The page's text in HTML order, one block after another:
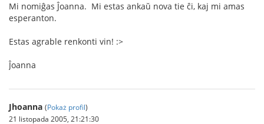
Mi nomiĝas Ĵoanna. Mi estas ankaŭ nova tie ĉi, kaj mi amas
esperanton.
Estas agrable renkonti vin! :>
Ĵoanna
Jhoanna (Pokaż profil)
21 listopada 2005, 21:21:30